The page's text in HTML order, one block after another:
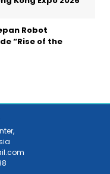
Robot
“Rise of the